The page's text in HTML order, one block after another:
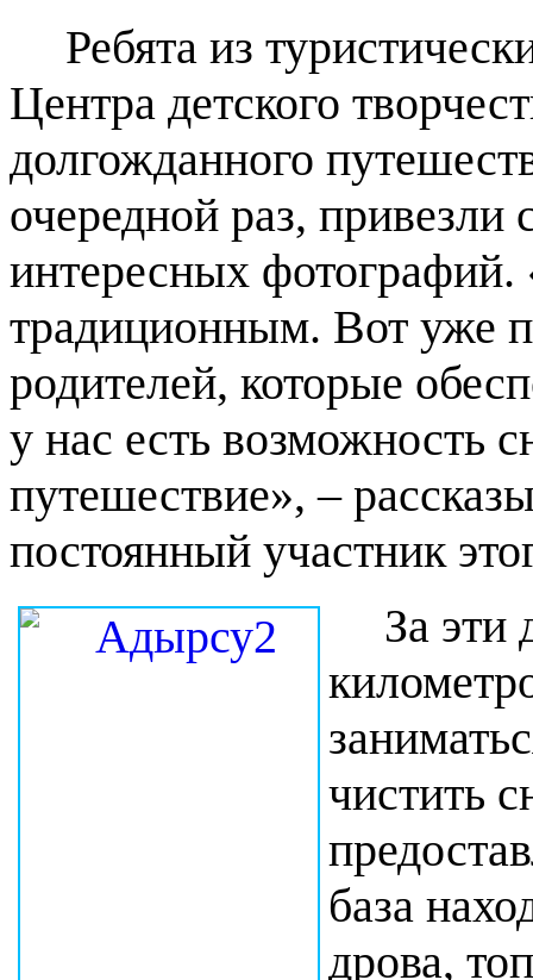
Ребята из
Центра детского
долгожданного
очередной раз, привезли
интересных фотографий.
традиционным. Вот уже
родителей, которые
у нас есть возможность
путешествие», –
постоянный участник
За эти
чистить
база
дрова,